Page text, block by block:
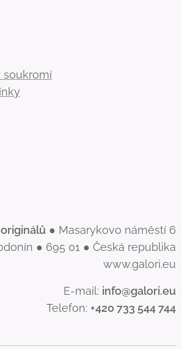
soukromí
originálů ● Masarykovo náměstí 6
● 695 01 ● Česká republika
www.galori.eu
E-mail: info@galori.eu
Telefon: +420 733 544 744